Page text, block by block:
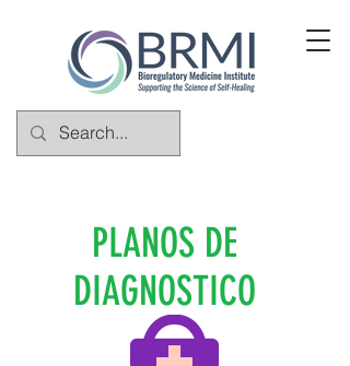
PLANOS DE
DIAGNOSTICO